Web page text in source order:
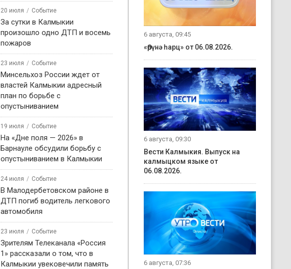
20 июля Событие
За сутки в Калмыкии
произошло одно ДТП и восемь
пожаров
23 июля Событие
Минсельхоз России ждет от
властей Калмыкии адресный
план по борьбе с
опустыниванием
19 июля Событие
На «Дне поля — 2026» в
Барнауле обсудили борьбу с
опустыниванием в Калмыкии
24 июля Событие
В Малодербетовском районе в
ДТП погиб водитель легкового
автомобиля
23 июля Событие
Зрителям Телеканала «Россия
1» рассказали о том, что в
Калмыкии увековечили память
6 августа, 09:45
«Өрүнә һарц» от 06.08.2026.
6 августа, 09:30
Вести Калмыкия. Выпуск на
калмыцком языке от
06.08.2026.
6 августа, 07:36